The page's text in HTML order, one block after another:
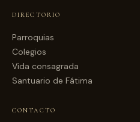
DIRECTORIO
Parroquias
Colegios
Vida consagrada
Santuario de Fátima
CONTACTO